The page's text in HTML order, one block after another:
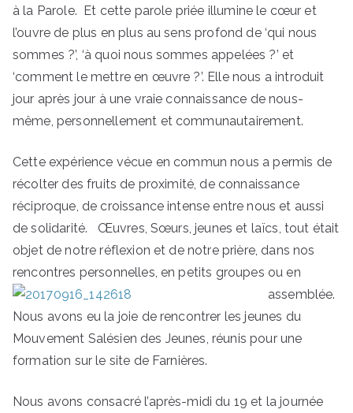
à la Parole. Et cette parole priée illumine le cœur et
l’ouvre de plus en plus au sens profond de ‘qui nous
sommes ?’, ‘à quoi nous sommes appelées ?’ et
‘comment le mettre en œuvre ?’. Elle nous a introduit
jour après jour à une vraie connaissance de nous-
même, personnellement et communautairement.
Cette expérience vécue en commun nous a permis de
récolter des fruits de proximité, de connaissance
réciproque, de croissance intense entre nous et aussi
de solidarité. Œuvres, Sœurs, jeunes et laïcs, tout était
objet de notre réflexion et de notre prière, dans nos
rencontres personnelles, en petits groupes ou en
assemblée.
Nous avons eu la joie de rencontrer les jeunes du
Mouvement Salésien des Jeunes, réunis pour une
formation sur le site de Farnières.
Nous avons consacré l’après-midi du 19 et la journée